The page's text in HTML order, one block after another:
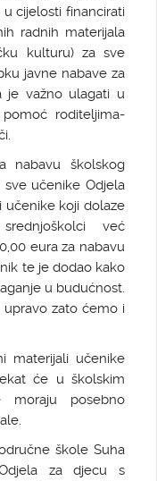
cijelosti financirati
radnih materijala
kulturu) za sve
javne nabave za
je važno ulagati u
roditeljima-
nabavu školskog
učenike Odjela
učenike koji dolaze
već
eura za nabavu
te je dodao kako
u budućnost.
upravo zato ćemo i
materijali učenike
će u školskim
posebno
škole Suha
za djecu s